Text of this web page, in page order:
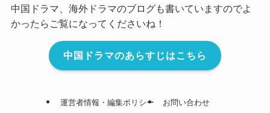
中国ドラマ、海外ドラマのブログも書いていますのでよ
かったらご覧になってくださいね！
中国ドラマのあらすじはこちら
運営者情報・編集ポリシー お問い合わせ